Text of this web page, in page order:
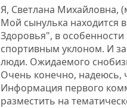
Я, Светлана Михайловна,
Мой сынулька находится
Здоровья", в
спортивным уклоном. И
люди. Ожидаемого
Очень конечно, надеюсь,
Информация первого
разместить на